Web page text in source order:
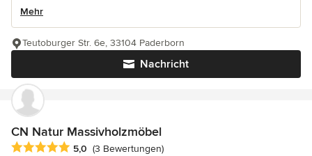
Mehr
Nachricht
Teutoburger Str. 6e, 33104 Paderborn
CN Natur Massivholzmöbel
Durchschnittliche Bewertung: 5 von 5 Sternen
5,0 (3 Bewertungen)